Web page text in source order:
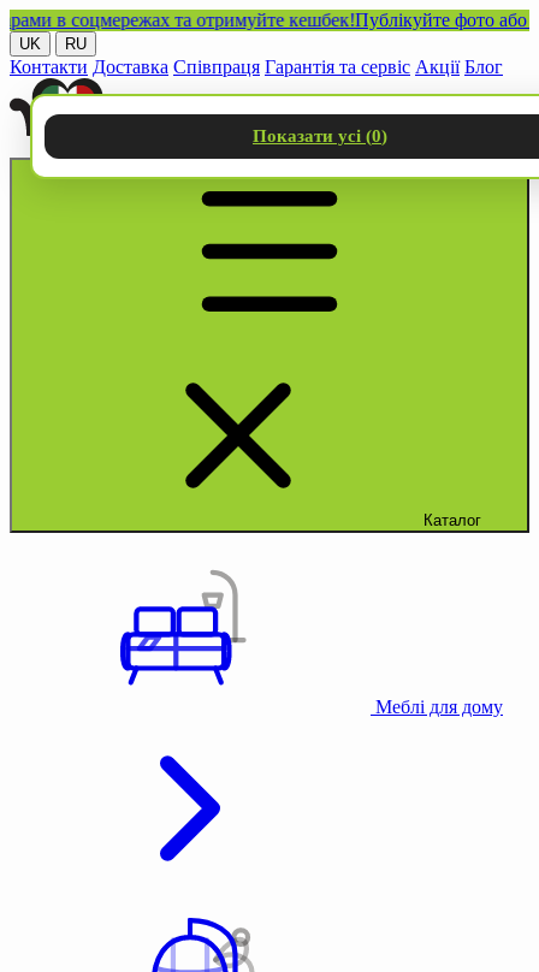
в соцмережах та отримуйте кешбек!Публікуйте фото або
UK RU
Контакти Доставка Співпраця Гарантія та сервіс Акції Блог
Каталог
Меблі для дому
Показати усі (0)